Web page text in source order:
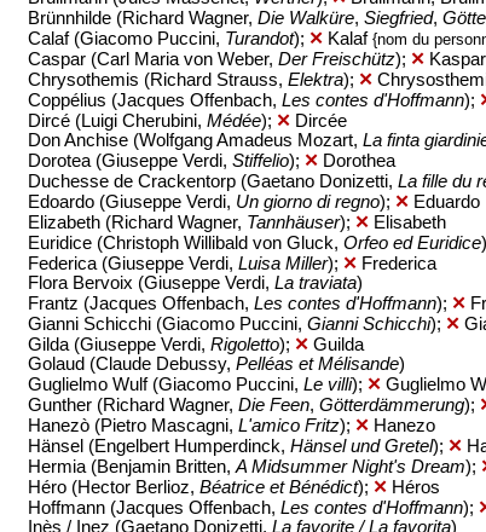
Brünnhilde (Richard Wagner, Die Walküre, Siegfried,
Calaf (Giacomo Puccini, Turandot); ✕ Kalaf {nom du
Caspar (Carl Maria von Weber, Der Freischütz); ✕ Kaspar
Chrysothemis (Richard Strauss, Elektra); ✕
Coppélius (Jacques Offenbach, Les contes d'Hoffmann);
Dircé (Luigi Cherubini, Médée); ✕ Dircée
Don Anchise (Wolfgang Amadeus Mozart, La finta
Dorotea (Giuseppe Verdi, Stiffelio); ✕ Dorothea
Duchesse de Crackentorp (Gaetano Donizetti, La fille du
Edoardo (Giuseppe Verdi, Un giorno di regno); ✕ Eduardo
Elizabeth (Richard Wagner, Tannhäuser); ✕ Elisabeth
Euridice (Christoph Willibald von Gluck, Orfeo ed Euridice
Federica (Giuseppe Verdi, Luisa Miller); ✕ Frederica
Flora Bervoix (Giuseppe Verdi, La traviata)
Frantz (Jacques Offenbach, Les contes d'Hoffmann); ✕
Gianni Schicchi (Giacomo Puccini, Gianni Schicchi); ✕
Gilda (Giuseppe Verdi, Rigoletto); ✕ Guilda
Golaud (Claude Debussy, Pelléas et Mélisande)
Guglielmo Wulf (Giacomo Puccini, Le villi); ✕ Guglielmo
Gunther (Richard Wagner, Die Feen, Götterdämmerung);
Hanezò (Pietro Mascagni, L'amico Fritz); ✕ Hanezo
Hänsel (Engelbert Humperdinck, Hänsel und Gretel); ✕
Hermia (Benjamin Britten, A Midsummer Night's Dream);
Héro (Hector Berlioz, Béatrice et Bénédict); ✕ Héros
Hoffmann (Jacques Offenbach, Les contes d'Hoffmann);
Inès / Inez (Gaetano Donizetti, La favorite / La favorita)